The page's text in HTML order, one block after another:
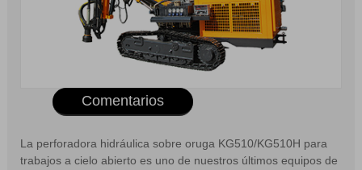
Comentarios
La perforadora hidráulica sobre oruga KG510/KG510H para
trabajos a cielo abierto es uno de nuestros últimos equipos de